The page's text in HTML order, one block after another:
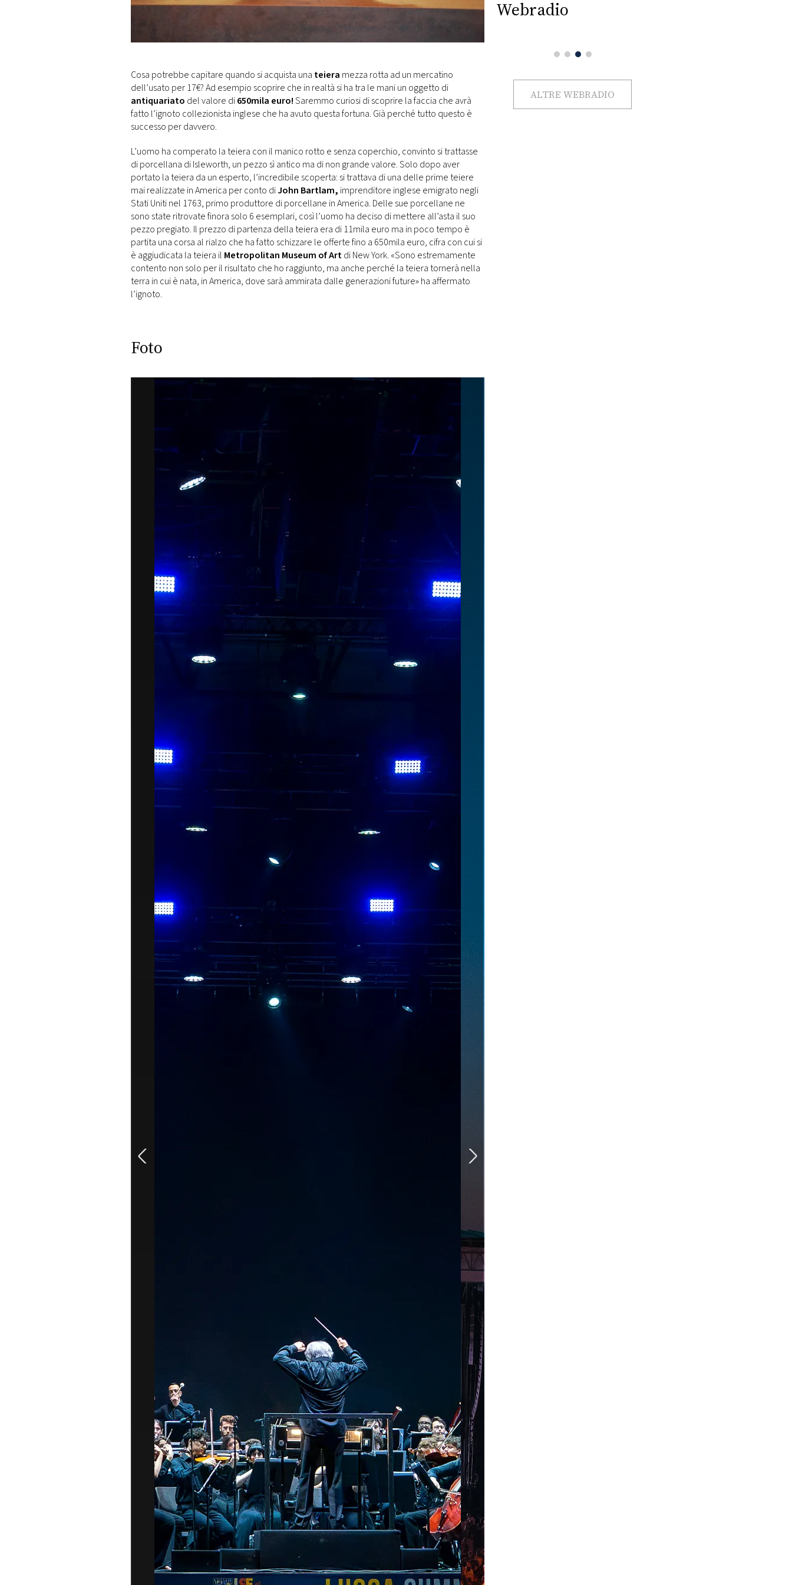
DI
Cosa potrebbe capitare quando si acquista una teiera mezza rotta ad un mercatino
dell’usato per 17€? Ad esempio scoprire che in realtà si ha tra le mani un oggetto di
antiquariato del valore di650mila euro!Saremmo curiosi di scoprire la faccia che avrà
fatto l’ignoto collezionista inglese che ha avuto questa fortuna. Già perché tutto questo è
successo per davvero.
L’uomo ha comperato la teiera con il manico rotto e senza coperchio, convinto si trattasse
di porcellana di Isleworth, un pezzo sì antico ma di non grande valore. Solo dopo aver
portato la teiera da un esperto, l’incredibile scoperta: si trattava di una delle prime teiere
mai realizzate in America per conto diJohn Bartlam, imprenditore inglese emigrato negli
Stati Uniti nel 1763, primo produttore di porcellane in America. Delle sue porcellane ne
sono state ritrovate finora solo 6 esemplari, così l’uomo ha deciso di mettere all’asta il suo
pezzo pregiato. Il prezzo di partenza della teiera era di 11mila euro ma in poco tempo è
partita una corsa al rialzo che ha fatto schizzare le offerte fino a 650mila euro, cifra con cui si
è aggiudicata la teiera il Metropolitan Museum of Artdi New York. «Sono estremamente
contento non solo per il risultato che ho raggiunto, ma anche perché la teiera tornerà nella
terra in cui è nata, in America, dove sarà ammirata dalle generazioni future» ha affermato
l’ignoto.
Foto
Webradio
ALTRE WEBRADIO